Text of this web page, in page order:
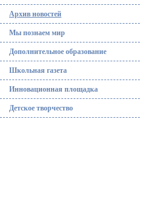
Архив новостей
Мы познаем мир
Дополнительное образование
Школьная газета
Инновационная площадка
Детское творчество